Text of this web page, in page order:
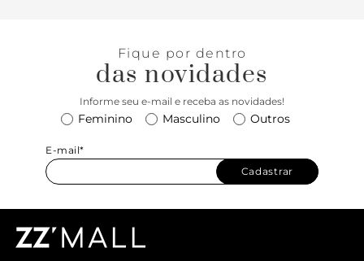
Fique por dentro
das novidades
Informe seu e-mail e receba as novidades!
Feminino Masculino Outros
E-mail*
Cadastrar